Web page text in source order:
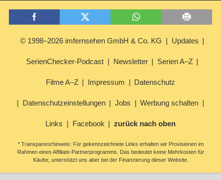
© 1998–2026 imfernsehen GmbH & Co. KG Updates
SerienChecker-Podcast Newsletter Serien A–Z
Filme A–Z Impressum Datenschutz
Datenschutzeinstellungen Jobs Werbung schalten
Links Facebook zurück nach oben
* Transparenzhinweis: Für gekennzeichnete Links erhalten wir Provisionen im
Rahmen eines Affiliate-Partnerprogramms. Das bedeutet keine Mehrkosten für
Käufer, unterstützt uns aber bei der Finanzierung dieser Website.